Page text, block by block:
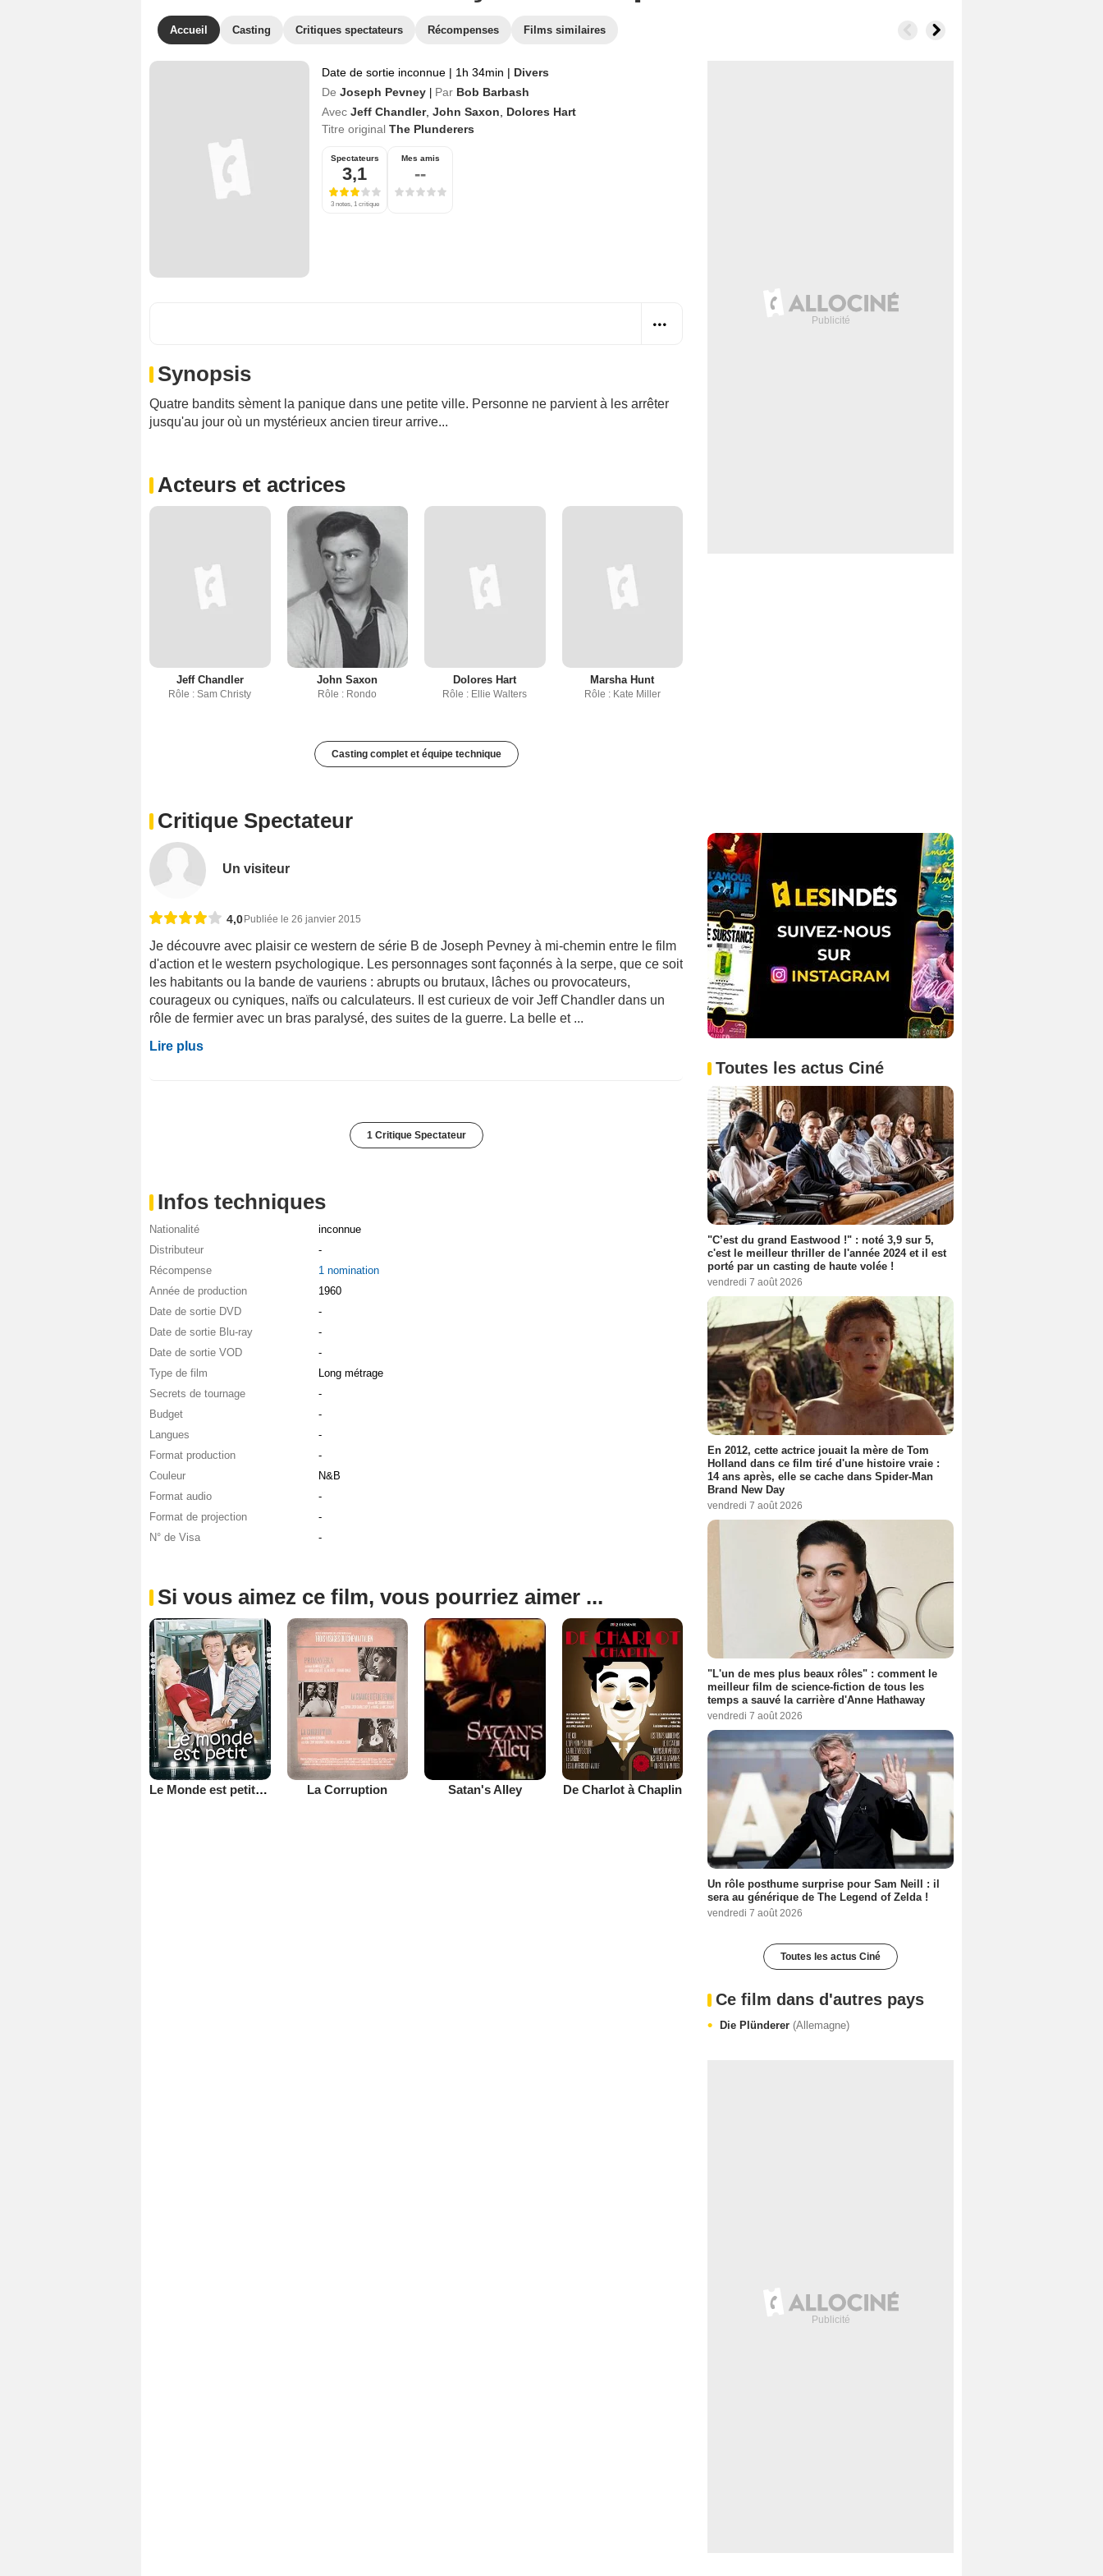
Accueil Casting Critiques spectateurs Récompenses Films similaires
Date de sortie inconnue | 1h 34min | Divers
De Joseph Pevney Par Bob Barbash
Avec Jeff Chandler, John Saxon
Dolores Hart
Titre original The Plunderers
Spectateurs
3,1
3 notes, 1 critique
Mes amis
--
Synopsis
Quatre bandits sèment la panique dans une petite ville. Personne ne parvient à les arrêter
jusqu'au jour où un mystérieux ancien tireur arrive...
Acteurs et actrices
Jeff Chandler
Rôle : Sam Christy
John Saxon
Rôle : Rondo
Dolores Hart
Rôle : Ellie Walters
Marsha Hunt
Rôle : Kate Miller
Casting complet et équipe technique
Critique Spectateur
Un visiteur
4,0 Publiée le 26 janvier 2015
Je découvre avec plaisir ce western de série B de Joseph Pevney à mi-chemin entre le film
d'action et le western psychologique. Les personnages sont façonnés à la serpe, que ce soit
les habitants ou la bande de vauriens : abrupts ou brutaux, lâches ou provocateurs,
courageux ou cyniques, naïfs ou calculateurs. Il est curieux de voir Jeff Chandler dans un
rôle de fermier avec un bras paralysé, des suites de la guerre. La belle et ...
Lire plus
1 Critique Spectateur
Infos techniques
Nationalité
inconnue
Distributeur
-
Récompense
1 nomination
Année de production
1960
Date de sortie DVD
-
Date de sortie Blu-ray
-
Date de sortie VOD
-
Type de film
Long métrage
Secrets de tournage
-
Budget
-
Langues
-
Format production
-
Couleur
N&B
Format audio
-
Format de projection
-
N° de Visa
-
Si vous aimez ce film, vous pourriez aimer ...
Le Monde est petit (TV) La Corruption Satan's Alley De Charlot à Chaplin
Toutes les actus Ciné
"C’est du grand Eastwood !" : noté 3,9 sur 5,
c'est le meilleur thriller de l'année 2024 et il est
porté par un casting de haute volée !
vendredi 7 août 2026
En 2012, cette actrice jouait la mère de Tom
Holland dans ce film tiré d'une histoire vraie :
14 ans après, elle se cache dans Spider-Man
Brand New Day
vendredi 7 août 2026
"L'un de mes plus beaux rôles" : comment le
meilleur film de science-fiction de tous les
temps a sauvé la carrière d'Anne Hathaway
vendredi 7 août 2026
Un rôle posthume surprise pour Sam Neill : il
sera au générique de The Legend of Zelda !
vendredi 7 août 2026
Toutes les actus Ciné
Ce film dans d'autres pays
Die Plünderer (Allemagne)